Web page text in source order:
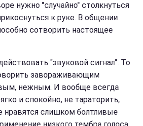
нужно "случайно" столкнуться
к руке. В общении
сотворить настоящее
"звуковой сигнал". То
завораживающим
нежным. И вообще всегда
и спокойно, не тараторить,
нравятся слишком болтливые